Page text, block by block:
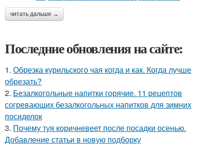
читать дальше →
Последние обновления на сайте:
1. Обрезка курильского чая когда и как. Когда лучше
обрезать?
2. Безалкогольные напитки горячие. 11 рецептов
согревающих безалкогольных напитков для зимних
посиделок
3. Почему туя коричневеет после посадки осенью.
Добавление статьи в новую подборку